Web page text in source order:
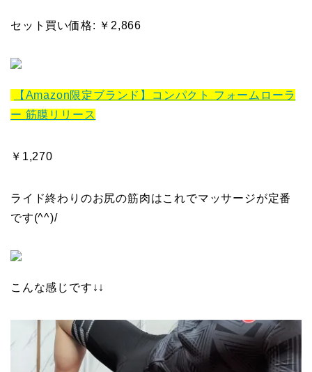
セット買い価格: ￥2,866
【Amazon限定ブランド】コンパクト フォームローラ
ー 筋膜リリース
￥1,270
ライド終わりのお尻の筋肉はこれでマッサージが定番
です(^^)/
こんな感じです↓↓